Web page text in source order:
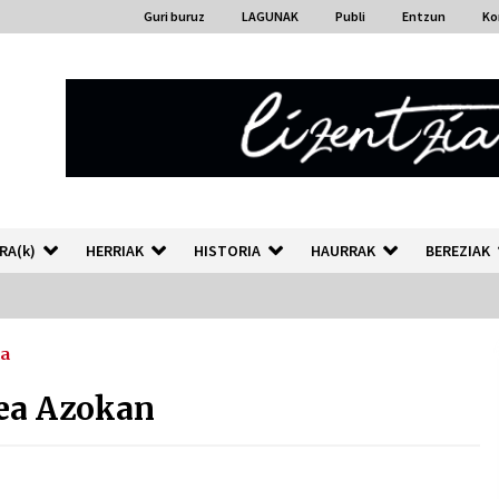
Guri buruz LAGUNAK Publi Entzun
HERRIAK HISTORIA HAURRAK BEREZIAK
Azokan